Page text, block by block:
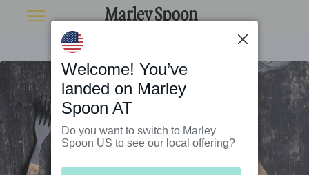
Welcome! You’ve
landed on Marley
Spoon AT
Do you want to switch to Marley
Spoon US to see our local offering?